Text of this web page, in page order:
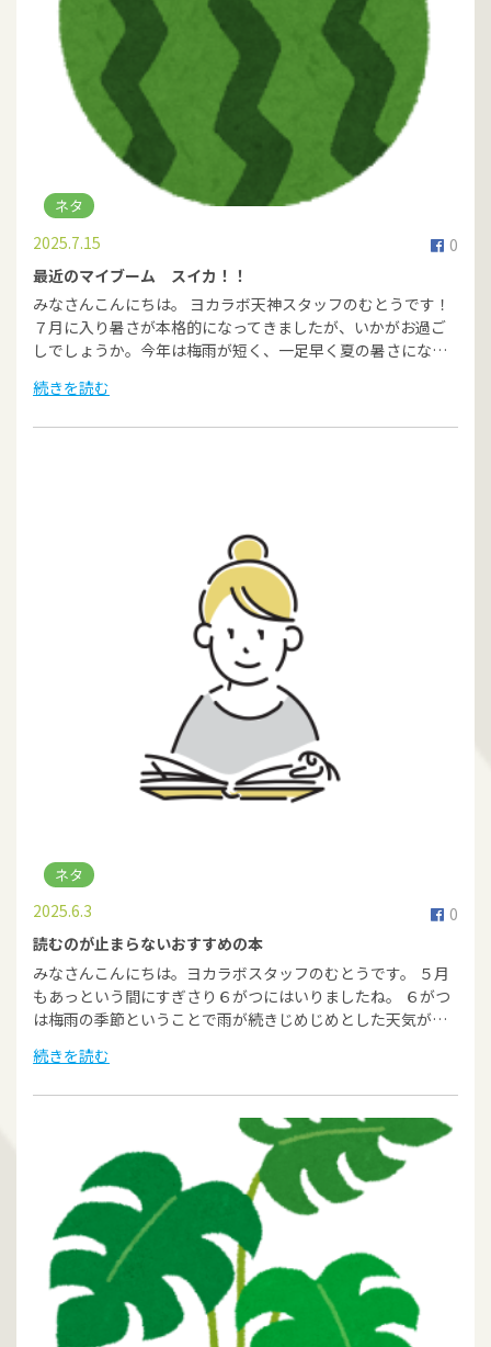
ネタ
0
2025.7.15
最近のマイブーム スイカ！！
みなさんこんにちは。 ヨカラボ天神スタッフのむとうです！
７月に入り暑さが本格的になってきましたが、いかがお過ご
しでしょうか。今年は梅雨が短く、一足早く夏の暑さにな…
続きを読む
ネタ
0
2025.6.3
読むのが止まらないおすすめの本
みなさんこんにちは。ヨカラボスタッフのむとうです。 ５月
もあっという間にすぎさり６がつにはいりましたね。 ６がつ
は梅雨の季節ということで雨が続きじめじめとした天気が…
続きを読む